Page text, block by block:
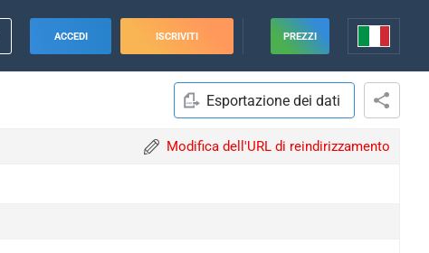
ACCEDI ISCRIVITI PREZZI
Esportazione dei dati
Modifica dell'URL di reindirizzamento